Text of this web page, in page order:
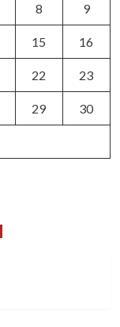
8 9
15 16
22 23
29 30